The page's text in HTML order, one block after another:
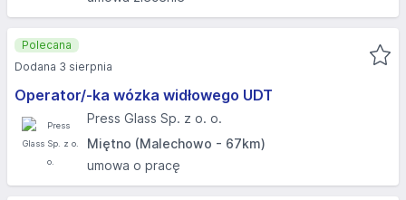
Operator/-ka wózka widłowego UDT
Press Glass Sp. z o. o.
Miętno (Malechowo - 67km)
umowa o pracę
Polecana
Dodana 3 sierpnia